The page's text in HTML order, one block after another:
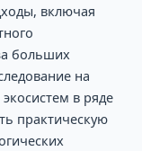
включая
больших
на
в ряде
практическую